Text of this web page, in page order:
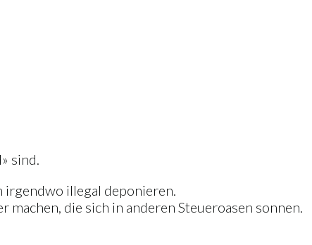
sind.
illegal deponieren.
die sich in anderen Steueroasen sonnen.